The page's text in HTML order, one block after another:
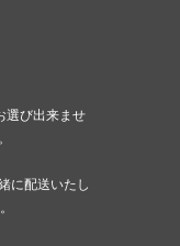
選び出来ませ
に配送いたし